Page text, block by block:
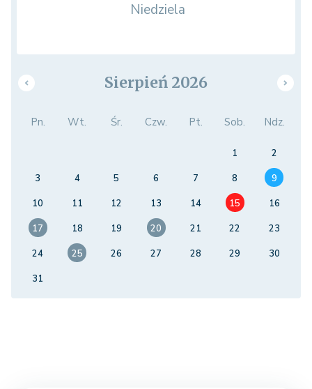
Niedziela
Sierpień 2026
Pn. Wt. Śr. Czw. Pt. Sob. Ndz.
1
2
3
4 5 6 7 8
9
10
11 12 13 14 15
16
17
18 19 20 21 22
23
24
25 26 27 28 29
30
31